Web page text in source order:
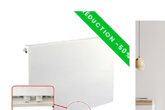
RÉDUCTION -50%